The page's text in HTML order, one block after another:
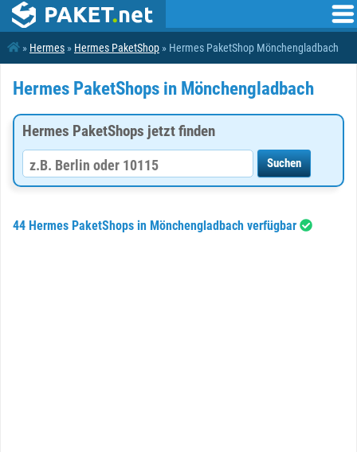
» Hermes » Hermes PaketShop » Hermes PaketShop Mönchengladbach
Hermes PaketShops in Mönchengladbach
Hermes PaketShops jetzt finden
44 Hermes PaketShops in Mönchengladbach verfügbar